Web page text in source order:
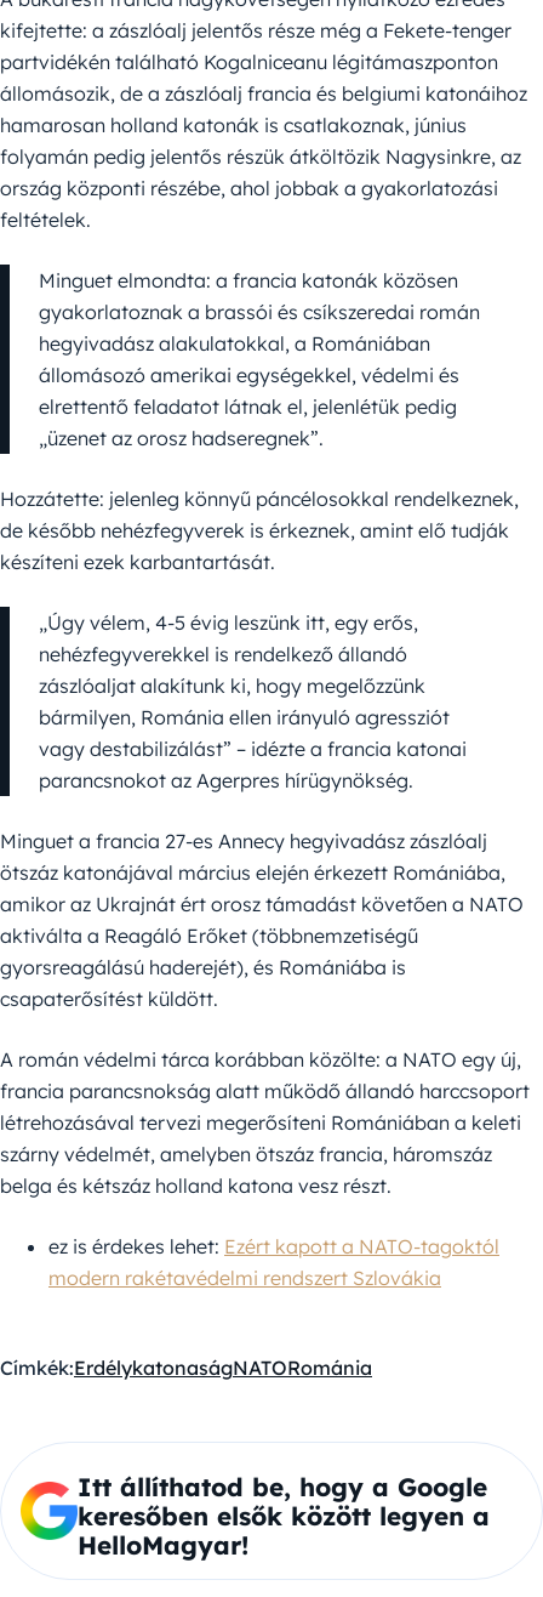
kifejtette: a zászlóalj jelentős része még a Fekete-tenger
partvidékén található Kogalniceanu légitámaszponton
állomásozik, de a zászlóalj francia és belgiumi katonáihoz
hamarosan holland katonák is csatlakoznak, június
folyamán pedig jelentős részük átköltözik Nagysinkre, az
ország központi részébe, ahol jobbak a gyakorlatozási
feltételek.
Minguet elmondta: a francia katonák közösen
gyakorlatoznak a brassói és csíkszeredai román
hegyivadász alakulatokkal, a Romániában
állomásozó amerikai egységekkel, védelmi és
elrettentő feladatot látnak el, jelenlétük pedig
„üzenet az orosz hadseregnek”.
Hozzátette: jelenleg könnyű páncélosokkal rendelkeznek,
de később nehézfegyverek is érkeznek, amint elő tudják
készíteni ezek karbantartását.
„Úgy vélem, 4-5 évig leszünk itt, egy erős,
nehézfegyverekkel is rendelkező állandó
zászlóaljat alakítunk ki, hogy megelőzzünk
bármilyen, Románia ellen irányuló agressziót
vagy destabilizálást” – idézte a francia katonai
parancsnokot az Agerpres hírügynökség.
Minguet a francia 27-es Annecy hegyivadász zászlóalj
ötszáz katonájával március elején érkezett Romániába,
amikor az Ukrajnát ért orosz támadást követően a NATO
aktiválta a Reagáló Erőket (többnemzetiségű
gyorsreagálású haderejét), és Romániába is
csapaterősítést küldött.
A román védelmi tárca korábban közölte: a NATO egy új,
francia parancsnokság alatt működő állandó harccsoport
létrehozásával tervezi megerősíteni Romániában a keleti
szárny védelmét, amelyben ötszáz francia, háromszáz
belga és kétszáz holland katona vesz részt.
ez is érdekes lehet: Ezért kapott a NATO-tagoktól
modern rakétavédelmi rendszert Szlovákia
Címkék:ErdélykatonaságNATORománia
Itt állíthatod be, hogy a Google
keresőben elsők között legyen a
HelloMagyar!